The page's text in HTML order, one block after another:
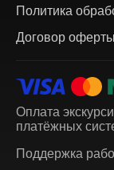
Политика
Договор оферты
Оплата
платёжных
Поддержка